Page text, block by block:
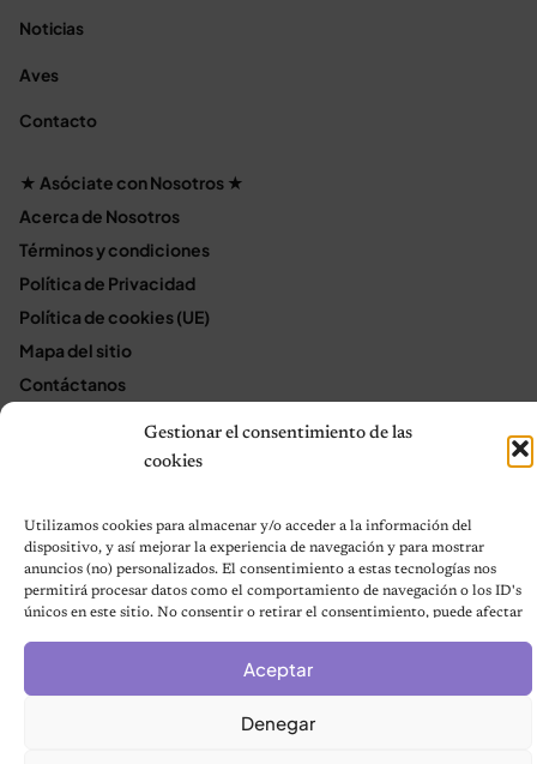
Gestionar el consentimiento de las
cookies
Utilizamos cookies para almacenar y/o acceder a la información del
dispositivo, y así mejorar la experiencia de navegación y para mostrar
anuncios (no) personalizados. El consentimiento a estas tecnologías nos
permitirá procesar datos como el comportamiento de navegación o los ID's
únicos en este sitio. No consentir o retirar el consentimiento, puede afectar
Aceptar
Denegar
Noticias
Aves
Contacto
★ Asóciate con Nosotros ★
Acerca de Nosotros
Términos y condiciones
Política de Privacidad
Política de cookies (UE)
Mapa del sitio
Contáctanos
Política de privacidad